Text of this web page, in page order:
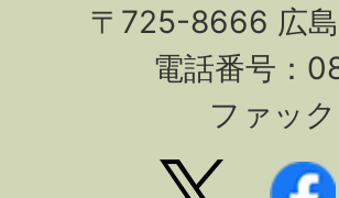
〒725-8666 広
電話番号：
ファッ